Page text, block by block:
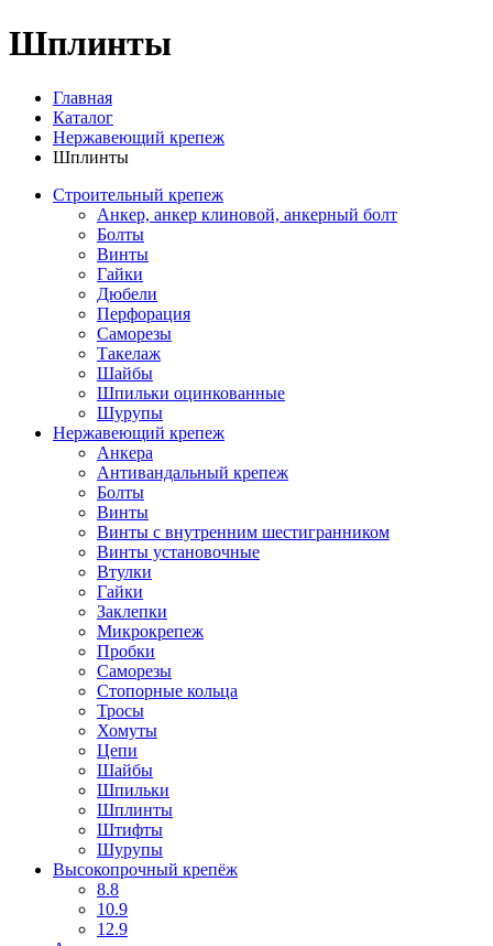
Шплинты
Главная
Каталог
Нержавеющий крепеж
Шплинты
Строительный крепеж
Анкер, анкер клиновой, анкерный болт
Болты
Винты
Гайки
Дюбели
Перфорация
Саморезы
Такелаж
Шайбы
Шпильки оцинкованные
Шурупы
Нержавеющий крепеж
Анкера
Антивандальный крепеж
Болты
Винты
Винты с внутренним шестигранником
Винты установочные
Втулки
Гайки
Заклепки
Микрокрепеж
Пробки
Саморезы
Стопорные кольца
Тросы
Хомуты
Цепи
Шайбы
Шпильки
Шплинты
Штифты
Шурупы
Высокопрочный крепёж
8.8
10.9
12.9